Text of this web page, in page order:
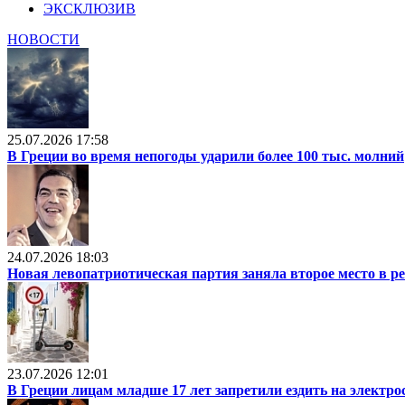
ЭКСКЛЮЗИВ
НОВОСТИ
25.07.2026 17:58
В Греции во время непогоды ударили более 100 тыс. молний
24.07.2026 18:03
Новая левопатриотическая партия заняла второе место в
23.07.2026 12:01
В Греции лицам младше 17 лет запретили ездить на